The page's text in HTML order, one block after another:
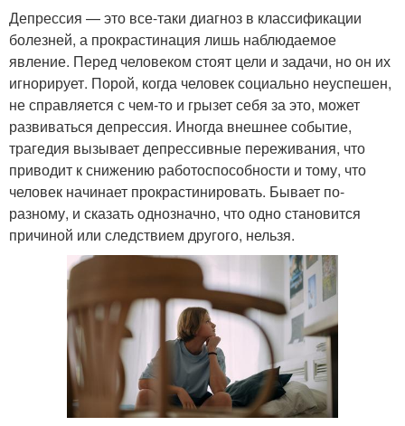
Депрессия — это все-таки диагноз в классификации
болезней, а прокрастинация лишь наблюдаемое
явление. Перед человеком стоят цели и задачи, но он их
игнорирует. Порой, когда человек социально неуспешен,
не справляется с чем-то и грызет себя за это, может
развиваться депрессия. Иногда внешнее событие,
трагедия вызывает депрессивные переживания, что
приводит к снижению работоспособности и тому, что
человек начинает прокрастинировать. Бывает по-
разному, и сказать однозначно, что одно становится
причиной или следствием другого, нельзя.